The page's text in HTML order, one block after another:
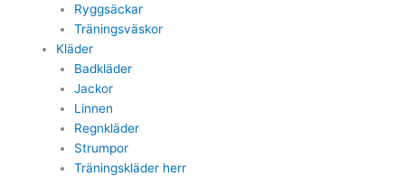
Ryggsäckar
Träningsväskor
Kläder
Badkläder
Jackor
Linnen
Regnkläder
Strumpor
Träningskläder herr